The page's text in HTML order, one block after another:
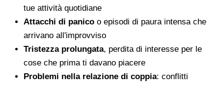
tue attività quotidiane
Attacchi di panico o episodi di paura intensa che
arrivano all'improvviso
Tristezza prolungata, perdita di interesse per le
cose che prima ti davano piacere
Problemi nella relazione di coppia: conflitti